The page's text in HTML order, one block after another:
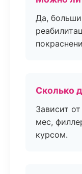
Да,
Сколько
Зависит
мес,
курсом.